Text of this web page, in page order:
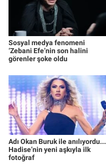
Sosyal medya fenomeni
‘Zebani Efe’nin son halini
görenler şoke oldu
Adı Okan Buruk ile anılıyordu...
Hadise’nin yeni aşkıyla ilk
fotoğraf